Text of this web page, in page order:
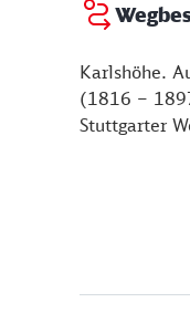
Karlshöhe.
(1816 –
Stuttgarter